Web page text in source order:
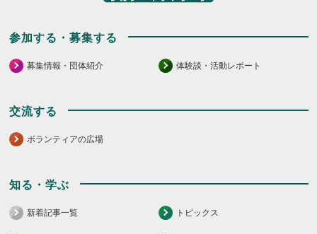
参加する・募集する
募集情報・団体紹介 体験談・活動レポート
交流する
ボランティアの広場
知る・学ぶ
新着記事一覧 トピックス